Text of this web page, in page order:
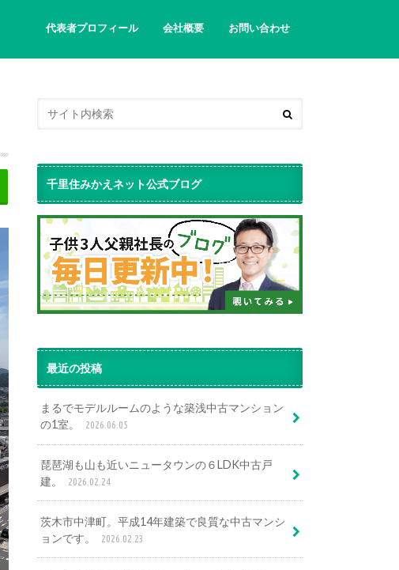
代表者プロフィール 会社概要 お問い合わせ
千里住みかえネット公式ブログ
最近の投稿
まるでモデルルームのような築浅中古マンション
の1室。
2026.06.05
琵琶湖も山も近いニュータウンの６LDK中古戸
建。
2026.02.24
茨木市中津町。平成14年建築で良質な中古マンシ
ョンです。
2026.02.23